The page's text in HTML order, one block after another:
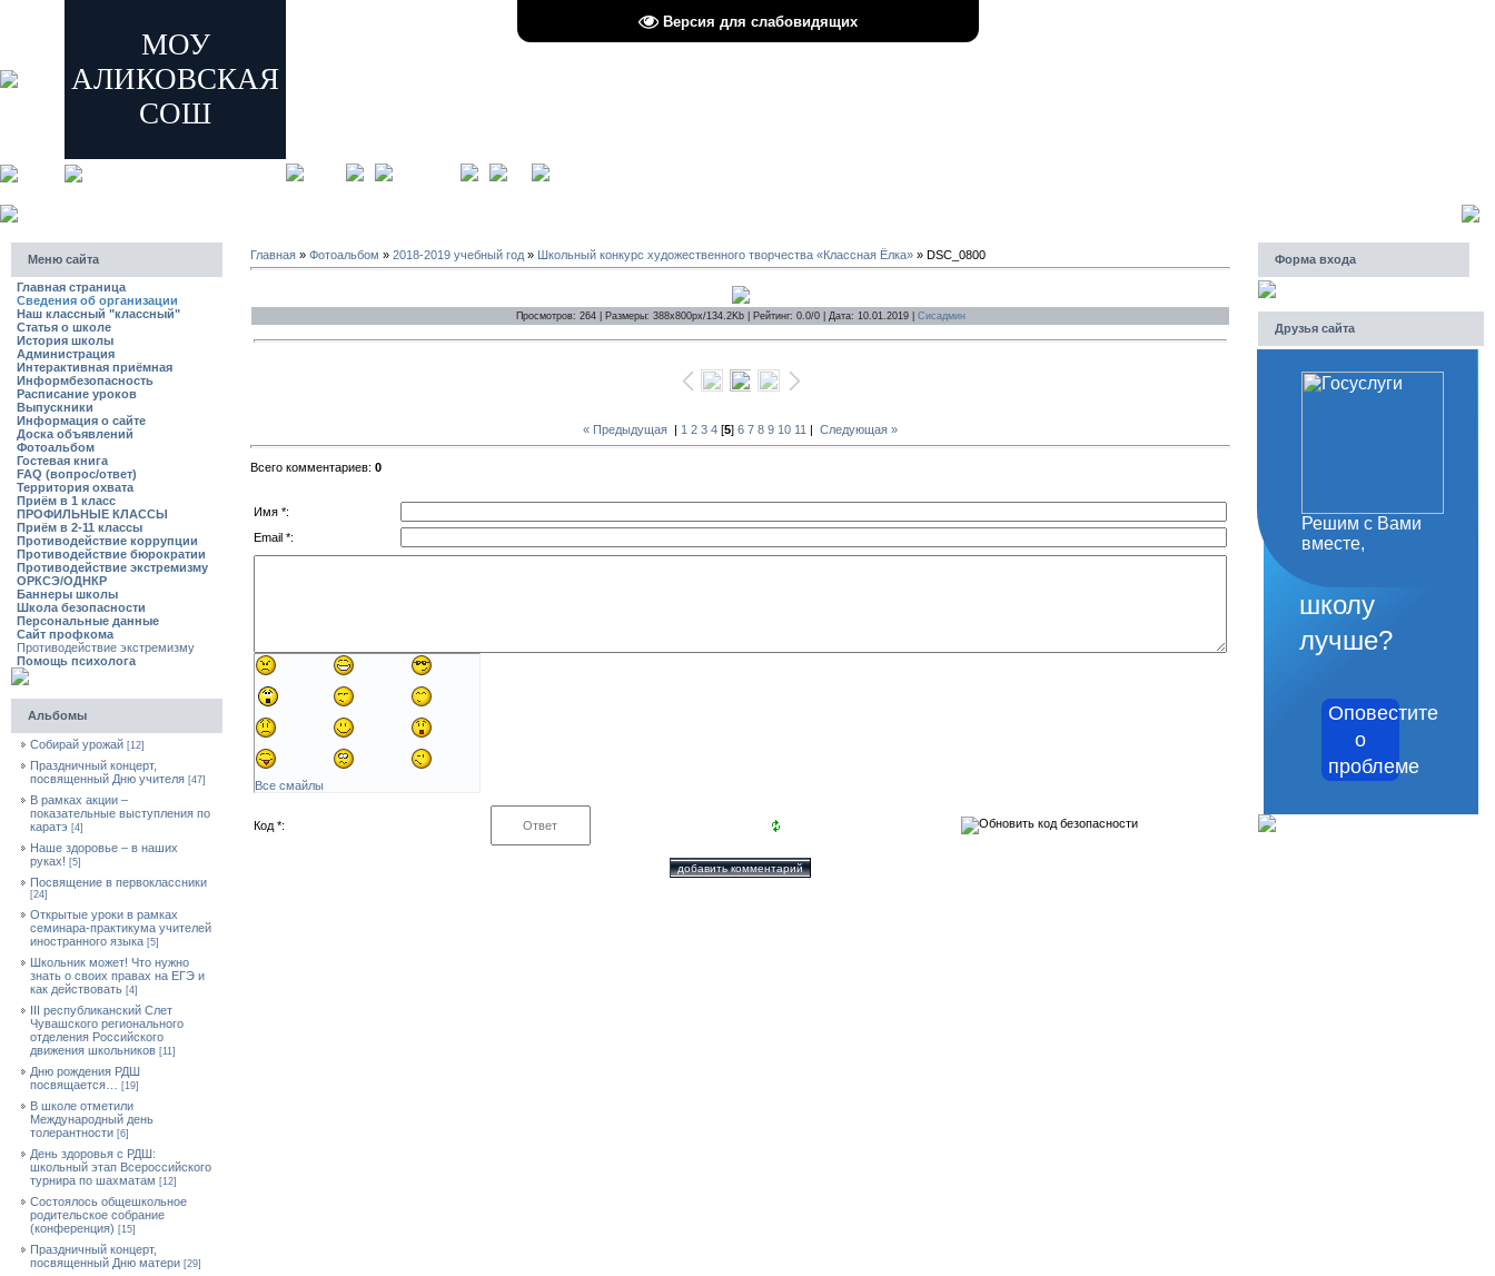
Версия для слабовидящих
МОУ
АЛИКОВСКАЯ
СОШ
Меню сайта
Главная страница
Сведения об организации
Наш классный "классный"
Статья о школе
История школы
Администрация
Интерактивная приёмная
Информбезопасность
Расписание уроков
Выпускники
Информация о сайте
Доска объявлений
Фотоальбом
Гостевая книга
FAQ (вопрос/ответ)
Территория охвата
Приём в 1 класс
ПРОФИЛЬНЫЕ КЛАССЫ
Приём в 2-11 классы
Противодействие коррупции
Противодействие бюрократии
Противодействие экстремизму
ОРКСЭ/ОДНКР
Баннеры школы
Школа безопасности
Персональные данные
Сайт профкома
Противодействие экстремизму
Помощь психолога
Альбомы
Собирай урожай [12]
Праздничный концерт,
посвященный Дню учителя [47]
В рамках акции –
показательные выступления по
каратэ [4]
Наше здоровье – в наших
руках! [5]
Посвящение в первоклассники
[24]
Открытые уроки в рамках
семинара-практикума учителей
иностранного языка [5]
Школьник может! Что нужно
знать о своих правах на ЕГЭ и
как действовать [4]
III республиканский Слет
Чувашского регионального
отделения Российского
движения школьников [11]
Дню рождения РДШ
посвящается…
[19]
В школе отметили
Международный день
толерантности [6]
День здоровья с РДШ:
школьный этап Всероссийского
турнира по шахматам [12]
Состоялось общешкольное
родительское собрание
(конференция) [15]
Праздничный концерт,
посвященный Дню матери [29]
Главная » Фотоальбом » 2018-2019 учебный год » Школьный конкурс художественного творчества «Классная Ёлка» » DSC_0800
Просмотров: 264 | Размеры: 388x800px/134.2Kb | Рейтинг: 0.0/0 | Дата: 10.01.2019 | Сисадмин
« Предыдущая | 1 2 3 4 [5] 6 7 8 9 10 11 | Следующая »
Всего комментариев: 0
Имя *:
Email *:
Все смайлы
Код *:
Форма входа
Друзья сайта
Решим с Вами
вместе,
как
школу
лучше?
Оповестите
о
проблеме